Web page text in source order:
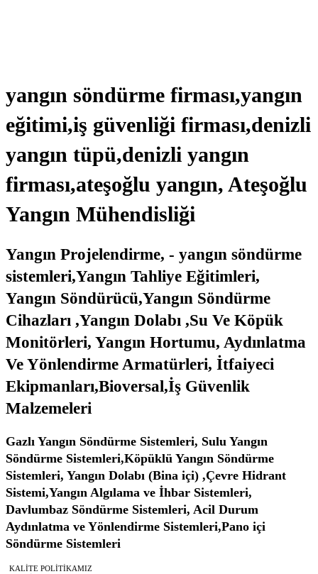
yangın söndürme firması,yangın
eğitimi,iş güvenliği firması,denizli
yangın tüpü,denizli yangın
firması,ateşoğlu yangın, Ateşoğlu
Yangın Mühendisliği
Yangın Projelendirme, - yangın söndürme
sistemleri,Yangın Tahliye Eğitimleri,
Yangın Söndürücü,Yangın Söndürme
Cihazları ,Yangın Dolabı ,Su Ve Köpük
Monitörleri, Yangın Hortumu, Aydınlatma
Ve Yönlendirme Armatürleri, İtfaiyeci
Ekipmanları,Bioversal,İş Güvenlik
Malzemeleri
Gazlı Yangın Söndürme Sistemleri, Sulu Yangın
Söndürme Sistemleri,Köpüklü Yangın Söndürme
Sistemleri, Yangın Dolabı (Bina içi) ,Çevre Hidrant
Sistemi,Yangın Algılama ve İhbar Sistemleri,
Davlumbaz Söndürme Sistemleri, Acil Durum
Aydınlatma ve Yönlendirme Sistemleri,Pano içi
Söndürme Sistemleri
KALITE POLITIKAMIZ